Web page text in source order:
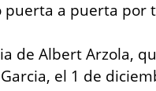
puerta a puerta por
de Albert Arzola,
el 1 de